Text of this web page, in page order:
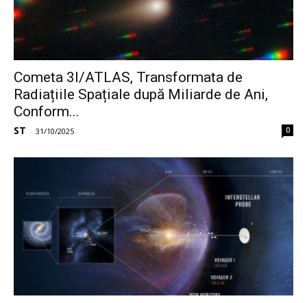
Cometa 3I/ATLAS, Transformata de
Radiațiile Spațiale după Miliarde de Ani,
Conform...
ST - 31/10/2025 0